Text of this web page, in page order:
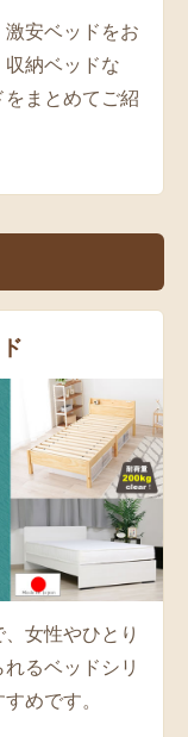
安ベッドをお
納ベッドな
まとめてご紹
女性やひとり
るベッドシリ
めです。